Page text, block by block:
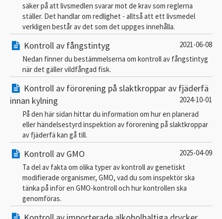
säker på att livsmedlen svarar mot de krav som reglerna
ställer. Det handlar om redlighet - alltså att ett livsmedel
verkligen består av det som det uppges innehålla.
Kontroll av fångstintyg
2021-06-08
Nedan finner du bestämmelserna om kontroll av fångstintyg
när det gäller vildfångad fisk.
Kontroll av förorening på slaktkroppar av fjäderfä
innan kylning
2024-10-01
På den här sidan hittar du information om hur en planerad
eller händelsestyrd inspektion av förorening på slaktkroppar
av fjäderfä kan gå till.
Kontroll av GMO
2025-04-09
Ta del av fakta om olika typer av kontroll av genetiskt
modifierade organismer, GMO, vad du som inspektör ska
tänka på inför en GMO-kontroll och hur kontrollen ska
genomföras.